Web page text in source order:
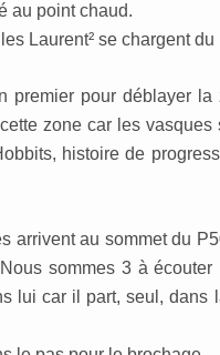
au point chaud.
Laurent² se chargent
premier pour déblayer
zone car les vasques
histoire de
arrivent au sommet du
sommes 3 à
lui car il part, seul, dans